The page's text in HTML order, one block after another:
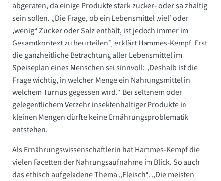
abgeraten, da einige Produkte stark zucker- oder salzhaltig
sein sollen. „Die Frage, ob ein Lebensmittel ‚viel‘ oder
‚wenig“ Zucker oder Salz enthält, ist jedoch immer im
Gesamtkontext zu beurteilen“, erklärt Hammes-Kempf. Erst
die ganzheitliche Betrachtung aller Lebensmittel im
Speiseplan eines Menschen sei sinnvoll: „Deshalb ist die
Frage wichtig, in welcher Menge ein Nahrungsmittel in
welchem Turnus gegessen wird.“ Bei seltenem oder
gelegentlichem Verzehr insektenhaltiger Produkte in
kleinen Mengen dürfte keine Ernährungsproblematik
entstehen.
Als Ernährungswissenschaftlerin hat Hammes-Kempf die
vielen Facetten der Nahrungsaufnahme im Blick. So auch
das ethisch aufgeladene Thema „Fleisch“. „Die meisten